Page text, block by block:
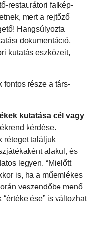
restaurátori falkép-
mert a rejtőző
Hangsúlyozta
dokumentáció,
kutatás eszközeit,
fontos része a társ-
kutatása cél vagy
kérdése.
réteget találjuk
alakul, és
legyen. “Mielőtt
is, ha a műemlékes
veszendőbe menő
is változhat